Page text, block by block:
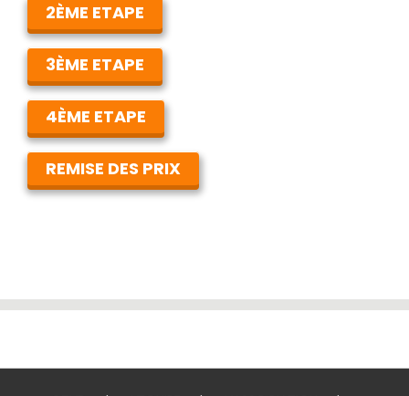
2ÈME ETAPE
3ÈME ETAPE
4ÈME ETAPE
REMISE DES PRIX